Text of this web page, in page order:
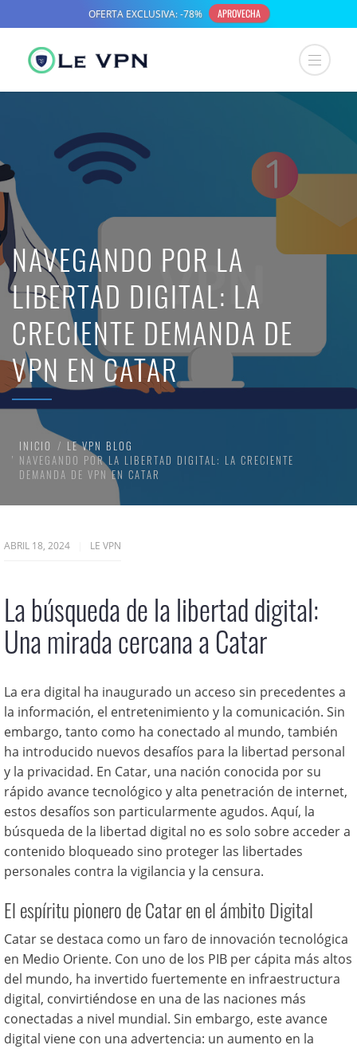
NAVEGANDO POR LA
LIBERTAD DIGITAL: LA
CRECIENTE DEMANDA DE
VPN EN CATAR
INICIO
LE VPN BLOG
NAVEGANDO POR LA LIBERTAD DIGITAL: LA CRECIENTE
DEMANDA DE VPN EN CATAR
ABRIL 18, 2024 LE VPN
La búsqueda de la libertad digital:
Una mirada cercana a Catar
La era digital ha inaugurado un acceso sin precedentes a
la información, el entretenimiento y la comunicación. Sin
embargo, tanto como ha conectado al mundo, también
ha introducido nuevos desafíos para la libertad personal
y la privacidad. En Catar, una nación conocida por su
rápido avance tecnológico y alta penetración de internet,
estos desafíos son particularmente agudos. Aquí, la
búsqueda de la libertad digital no es solo sobre acceder a
contenido bloqueado sino proteger las libertades
personales contra la vigilancia y la censura.
El espíritu pionero de Catar en el ámbito Digital
Catar se destaca como un faro de innovación tecnológica
en Medio Oriente. Con uno de los PIB per cápita más altos
del mundo, ha invertido fuertemente en infraestructura
digital, convirtiéndose en una de las naciones más
conectadas a nivel mundial. Sin embargo, este avance
digital viene con una advertencia: un aumento en la